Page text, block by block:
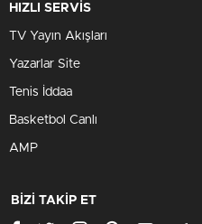
HIZLI SERVİS
TV Yayın Akışları
Yazarlar Site
Tenis İddaa
Basketbol Canlı
AMP
BİZİ TAKİP ET